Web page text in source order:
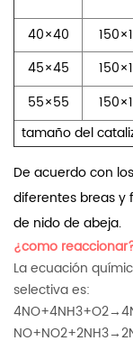
40×40
45×45
55×55
tamaño del
De acuerdo con
diferentes breas y
de nido de abeja.
¿como
La ecuación
selectiva es: